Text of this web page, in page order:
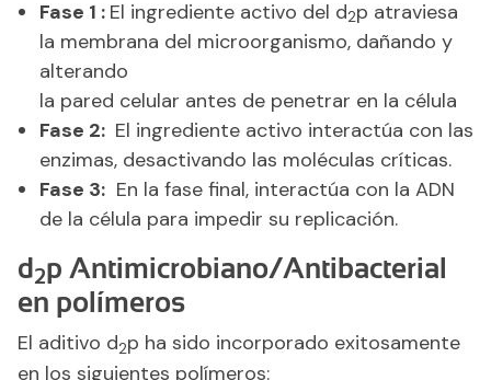
Fase 1 : El ingrediente activo del d2p atraviesa
la membrana del microorganismo, dañando y
alterando
la pared celular antes de penetrar en la célula
Fase 2: El ingrediente activo interactúa con las
enzimas, desactivando las moléculas críticas.
Fase 3: En la fase final, interactúa con la ADN
de la célula para impedir su replicación.
d 2p Antimicrobiano/Antibacterial
en polímeros
El aditivo d2p ha sido incorporado exitosamente
en los siguientes polímeros: